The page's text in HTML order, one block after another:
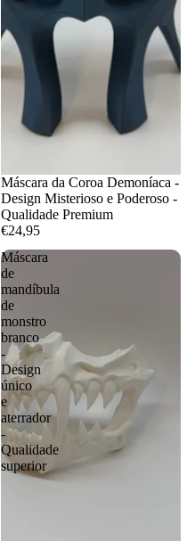
Máscara da Coroa Demoníaca -
Design Misterioso e Poderoso -
Qualidade Premium
€24,95
Máscara
de
mandíbula
de
monstro
branco
-
Design
único
e
aterrador
-
Qualidade
superior